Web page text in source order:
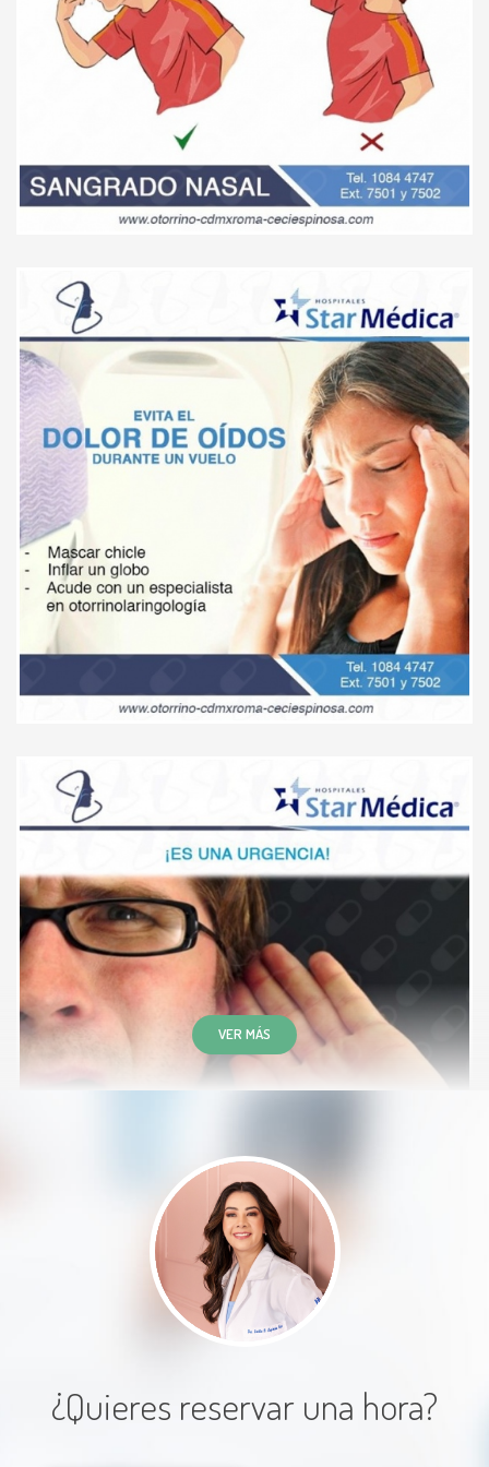
Excelente Dra. Te revisa
cuidadosamente, excelentes
explicaciones sobre tu
sobretodo la atención.
Paciente
Me gusta el trato humano y la
explicación médica. El contar con
médicos que escuchen y tengan
paciencia con los pacientes es
prioritario.
Muy profesional, clara, le dio el
tiempo necesario a todas mis
dudas
Paciente
Excelente atención desde la
llegada, la Doctora Cecilia se toma
el tiempo para explicar de manera
VER MÁS
¿Quieres reservar una hora?